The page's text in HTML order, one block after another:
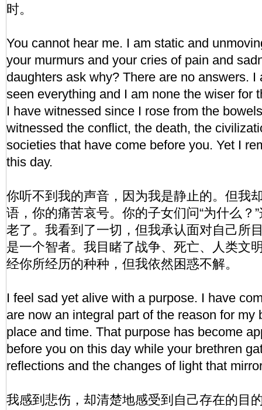
时。
You cannot hear me. I am static and
your murmurs and your cries of pain and
daughters ask why? There are no answers. I
seen everything and I am none the wiser for
I have witnessed since I rose from the
witnessed the conflict, the death, the
societies that have come before you. Yet I
this day.
你听不到我的声音，因为我是静止的。但我
语，你的痛苦哀号。你的子女们问“为什么？
老了。我看到了一切，但我承认面对自己所
是一个智者。我目睹了战争、死亡、人类文
经你所经历的种种，但我依然困惑不解。
I feel sad yet alive with a purpose. I have
are now an integral part of the reason for my
place and time. That purpose has become
before you on this day while your brethren
reflections and the changes of light that
我感到悲伤，却清楚地感受到自己存在的目